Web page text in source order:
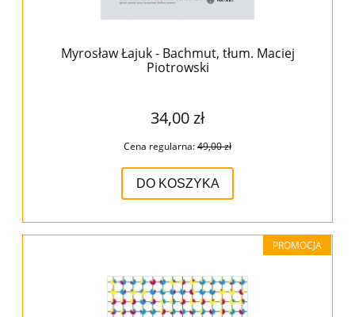
Myrosław Łajuk - Bachmut, tłum. Maciej
Piotrowski
34,00 zł
Cena regularna:49,00 zł
DO KOSZYKA
PROMOCJA